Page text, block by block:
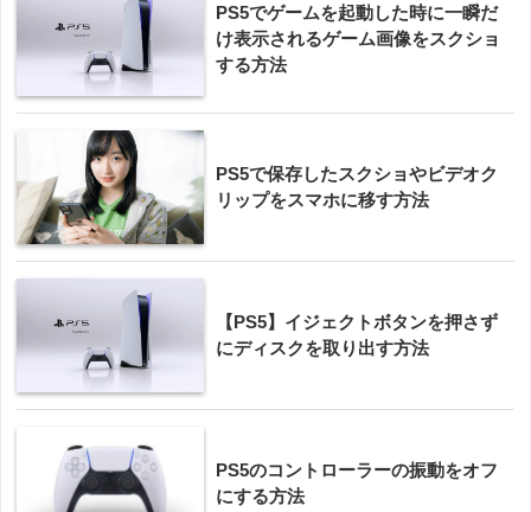
PS5でゲームを起動した時に一瞬だ
け表示されるゲーム画像をスクショ
する方法
PS5で保存したスクショやビデオク
リップをスマホに移す方法
【PS5】イジェクトボタンを押さず
にディスクを取り出す方法
PS5のコントローラーの振動をオフ
にする方法